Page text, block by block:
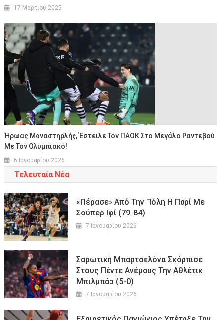
17 Μαρτίου 2025
Ήρωας Μοναστηρλής, Έστειλε Τον ΠΑΟΚ Στο Μεγάλο Ραντεβού
Με Τον Ολυμπιακό!
6 Ιανουαρίου 2026
Τελευταία Νέα
«Πέρασε» Από Την Πόλη Η Παρί Με
Σούπερ Ιφί (79-84)
7 Ιανουαρίου 2026
Σαρωτική Μπαρτσελόνα Σκόρπισε
Στους Πέντε Ανέμους Την Αθλέτικ
Μπιλμπάο (5-0)
7 Ιανουαρίου 2026